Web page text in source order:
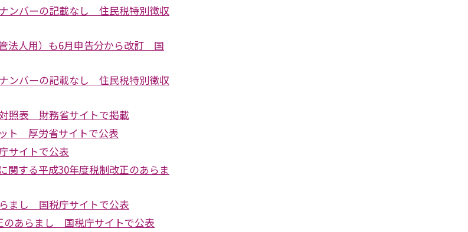
ンバーの記載なし 住民税特別徴収
法人用）も6月申告分から改訂 国
ンバーの記載なし 住民税特別徴収
照表 財務省サイトで掲載
ト 厚労省サイトで公表
サイトで公表
関する平成30年度税制改正のあらま
まし 国税庁サイトで公表
あらまし 国税庁サイトで公表